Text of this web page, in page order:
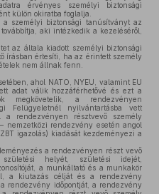
érvényes személyi biztonsági
külön okiratba foglalja.
személyi biztonsági tanúsítványt az
aki intézkedik a kezeléséről,
az általa kiadott személyi biztonsági
írásban értesíti, ha az érintett személy
nem állnak fenn.
ahol NATO, NYEU, valamint EU
adat válik hozzáférhetővé és ezt a
megkövetelik, a rendezvényen
Felügyeletnél nyilvántartásba vett
a rendezvényen résztvevő személy
nemzetközi rendezvény esetén angol
igazolás) kiadását kezdeményezi a
a rendezvényen részt vevő
helyét, születési idejét,
a munkáltató és a munkakör
a kiutazás célját és a rendezvény
rendezvény időpontját, a rendezvény